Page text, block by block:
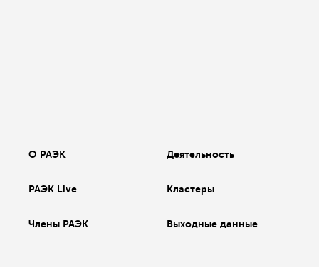
О РАЭК Деятельность
РАЭК Live Кластеры
Члены РАЭК Выходные данные